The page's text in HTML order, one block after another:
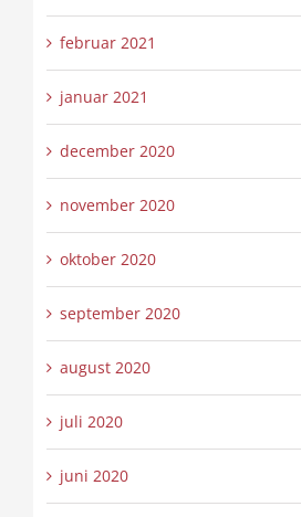
februar 2021
januar 2021
december 2020
november 2020
oktober 2020
september 2020
august 2020
juli 2020
juni 2020